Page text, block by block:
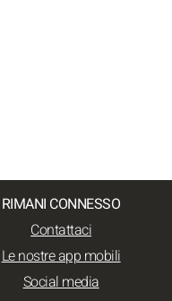
RIMANI CONNESSO
Contattaci
Le nostre app mobili
Social media